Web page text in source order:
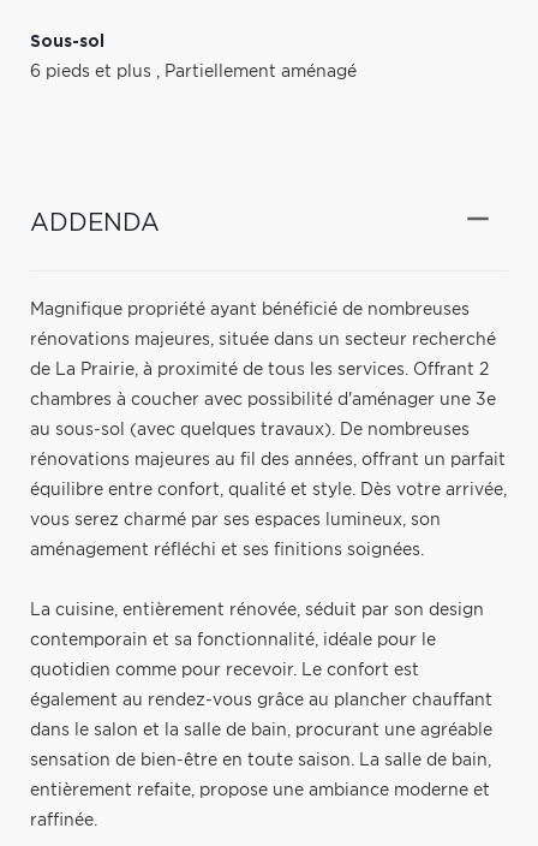
Sous-sol
6 pieds et plus , Partiellement aménagé
ADDENDA
Magnifique propriété ayant bénéficié de nombreuses
rénovations majeures, située dans un secteur recherché
de La Prairie, à proximité de tous les services. Offrant 2
chambres à coucher avec possibilité d'aménager une 3e
au sous-sol (avec quelques travaux). De nombreuses
rénovations majeures au fil des années, offrant un parfait
équilibre entre confort, qualité et style. Dès votre arrivée,
vous serez charmé par ses espaces lumineux, son
aménagement réfléchi et ses finitions soignées.
La cuisine, entièrement rénovée, séduit par son design
contemporain et sa fonctionnalité, idéale pour le
quotidien comme pour recevoir. Le confort est
également au rendez-vous grâce au plancher chauffant
dans le salon et la salle de bain, procurant une agréable
sensation de bien-être en toute saison. La salle de bain,
entièrement refaite, propose une ambiance moderne et
raffinée.